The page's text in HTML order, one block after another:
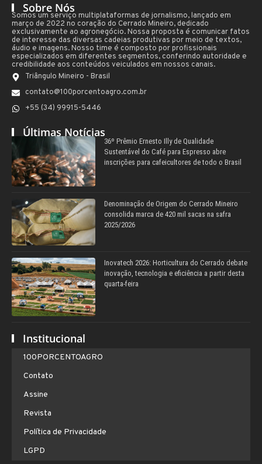
Sobre Nós
Somos um serviço multiplataformas de jornalismo, lançado em
março de 2022 no coração do Cerrado Mineiro, dedicado
exclusivamente ao agronegócio. Nossa proposta é comunicar fatos
de interesse das diversas cadeias produtivas por meio de textos,
áudio e imagens. Nosso time é composto por profissionais
especializados em diferentes segmentos, conferindo autoridade e
credibilidade aos conteúdos veiculados em nossos canais.
Triângulo Mineiro - Brasil
contato@100porcentoagro.com.br
+55 (34) 99915-5446
Últimas Notícias
36º Prêmio Ernesto Illy de Qualidade
Sustentável do Café para Espresso abre
inscrições para cafeicultores de todo o Brasil
Denominação de Origem do Cerrado Mineiro
consolida marca de 420 mil sacas na safra
2025/2026
Inovatech 2026: Horticultura do Cerrado debate
inovação, tecnologia e eficiência a partir desta
quarta-feira
Institucional
100PORCENTOAGRO
Contato
Assine
Revista
Política de Privacidade
LGPD